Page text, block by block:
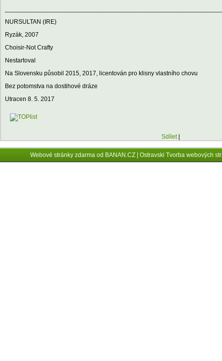
NURSULTAN (IRE)
Ryzák, 2007
Choisir-Not Crafty
Nestartoval
Na Slovensku působil 2015, 2017, licentován pro klisny vlastního chovu
Bez potomstva na dostihové dráze
Utracen 8. 5. 2017
Sdílet
Webové stránky zdarmaod BANAN.CZ| Ostravski Tvorba webových